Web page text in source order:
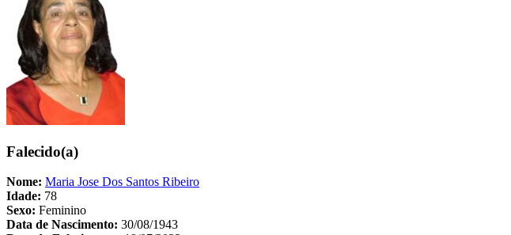
Falecido(a)
Nome: Maria Jose Dos Santos Ribeiro
Idade: 78
Sexo: Feminino
Data de Nascimento: 30/08/1943